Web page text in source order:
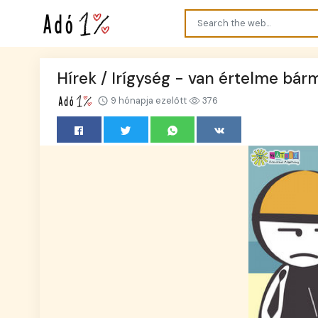
Hírek / Irígység - van értelme
9 hónapja ezelőtt 376